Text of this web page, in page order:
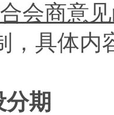
会商意
，具体内
期